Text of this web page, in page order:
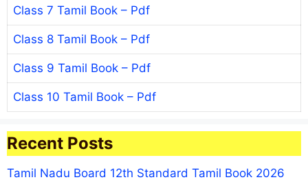
Class 7 Tamil Book – Pdf
Class 8 Tamil Book – Pdf
Class 9 Tamil Book – Pdf
Class 10 Tamil Book – Pdf
Recent Posts
Tamil Nadu Board 12th Standard Tamil Book 2026